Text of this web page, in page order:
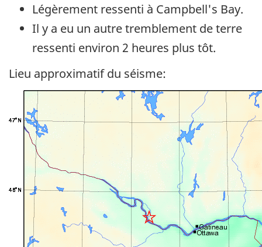
Légèrement ressenti à Campbell's Bay.
Il y a eu un autre tremblement de terre
ressenti environ 2 heures plus tôt.
Lieu approximatif du séisme: